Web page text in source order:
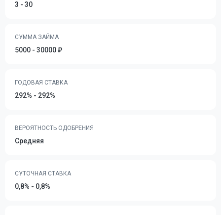
3 - 30
СУММА ЗАЙМА
5000 - 30000 ₽
ГОДОВАЯ СТАВКА
292% - 292%
ВЕРОЯТНОСТЬ ОДОБРЕНИЯ
Средняя
СУТОЧНАЯ СТАВКА
0,8% - 0,8%